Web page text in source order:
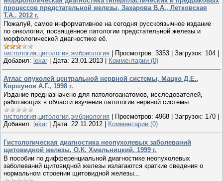
процессов предстательной железы, Захарова В.А., Летковская
Т.А., 2012 г.
Пожалуй, самое информативное на сегодня русскоязычное издание
по онкологии, посвящённое патологии предстательной железы и
морфологической диагностике её.
гистология,цитология,эмбриология
Просмотров: 3353 Загрузок: 104
Добавил: lekar Дата: 23.01.2013 Комментарии (0)
Атлас опухолей центральной нервной системы, Мацко Д.Е.,
Коршунов А.Г., 1998 г.
Издание предназначено для патологоанатомов, исследователей,
работающих в области изучения патологии нервной системы.
гистология,цитология,эмбриология
Просмотров: 4968 Загрузок: 170
Добавил: lekar Дата: 22.11.2012 Комментарии (0)
Гистологическая диагностика неопухолевых заболеваний
щитовидной железы, О.К. Хмельницкий. 1999 г.
В пособии по дифференциальной диагностике неопухолевых
заболеваний щитовидной железы излагаются краткие сведения о
нормальном строении щитовидной железы...